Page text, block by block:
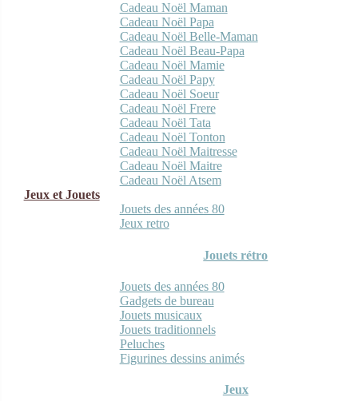
Cadeau Noël Maman
Cadeau Noël Papa
Cadeau Noël Belle-Maman
Cadeau Noël Beau-Papa
Cadeau Noël Mamie
Cadeau Noël Papy
Cadeau Noël Soeur
Cadeau Noël Frere
Cadeau Noël Tata
Cadeau Noël Tonton
Cadeau Noël Maitresse
Cadeau Noël Maitre
Cadeau Noël Atsem
Jeux et Jouets
Jouets des années 80
Jeux retro
Jouets rétro
Jouets des années 80
Gadgets de bureau
Jouets musicaux
Jouets traditionnels
Peluches
Figurines dessins animés
Jeux